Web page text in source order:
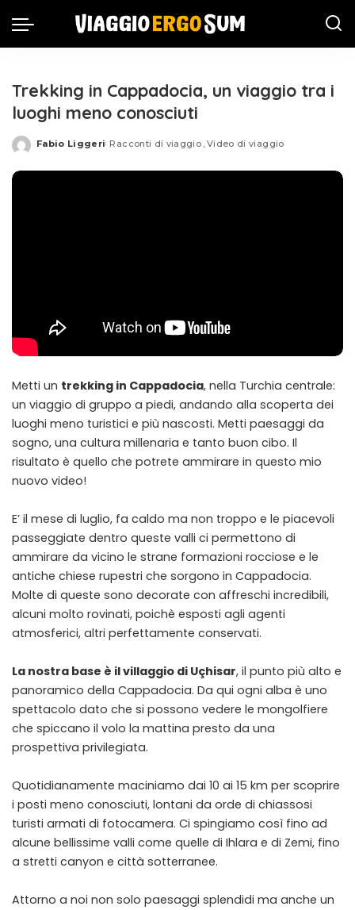
Trekking in Cappadocia, un viaggio tra i
luoghi meno conosciuti
Posted
Fabio Liggeri Racconti di viaggio Video di viaggio
Metti un trekking in Cappadocia, nella Turchia centrale:
un viaggio di gruppo a piedi, andando alla scoperta dei
luoghi meno turistici e più nascosti. Metti paesaggi da
sogno, una cultura millenaria e tanto buon cibo. Il
risultato è quello che potrete ammirare in questo mio
nuovo video!
E’ il mese di luglio, fa caldo ma non troppo e le piacevoli
passeggiate dentro queste valli ci permettono di
ammirare da vicino le strane formazioni rocciose e le
antiche chiese rupestri che sorgono in Cappadocia.
Molte di queste sono decorate con affreschi incredibili,
alcuni molto rovinati, poichè esposti agli agenti
atmosferici, altri perfettamente conservati.
La nostra base è il villaggio di Uçhisar, il punto più alto e
panoramico della Cappadocia. Da qui ogni alba è uno
spettacolo dato che si possono vedere le mongolfiere
che spiccano il volo la mattina presto da una
prospettiva privilegiata.
Quotidianamente maciniamo dai 10 ai 15 km per scoprire
i posti meno conosciuti, lontani da orde di chiassosi
turisti armati di fotocamera. Ci spingiamo così fino ad
alcune bellissime valli come quelle di Ihlara e di Zemi, fino
a stretti canyon e città sotterranee.
Attorno a noi non solo paesaggi splendidi ma anche un